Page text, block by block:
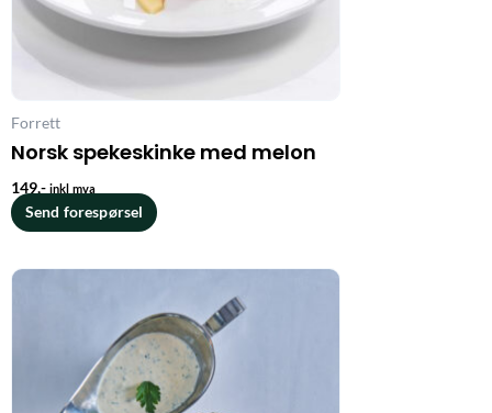
Forrett
Norsk spekeskinke med melon
149,- inkl mva
Send forespørsel